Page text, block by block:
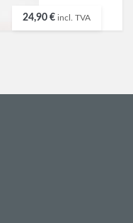
24,90 € incl. TVA